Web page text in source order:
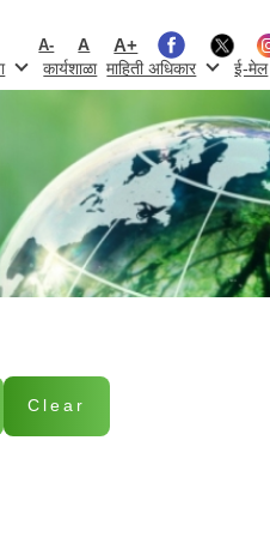
A- A A+
कार्यशाळा माहिती अधिकार ई-मेल
Clear